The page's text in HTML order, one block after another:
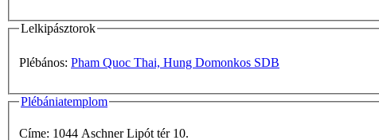
Lelkipásztorok
Plébános: Pham Quoc Thai, Hung Domonkos SDB
Plébániatemplom
Címe: 1044 Aschner Lipót tér 10.